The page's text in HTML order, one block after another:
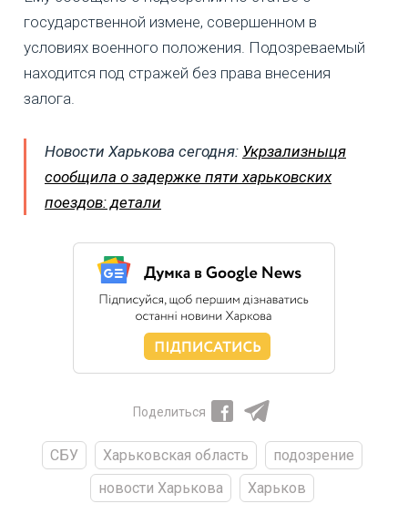
государственной измене, совершенном в
условиях военного положения. Подозреваемый
находится под стражей без права внесения
залога.
Новости Харькова сегодня: Укрзализныця
сообщила о задержке пяти харьковских
поездов: детали
Поделиться
СБУ Харьковская область
подозрение
новости Харькова
Харьков